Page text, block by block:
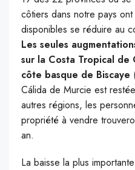
côtiers dans notre pays
disponibles se réduire au
Les seules
sur la Costa Tropical de
côte basque de Biscaye
Cálida de Murcie est
autres régions, les
propriété à vendre
an.
La baisse la plus